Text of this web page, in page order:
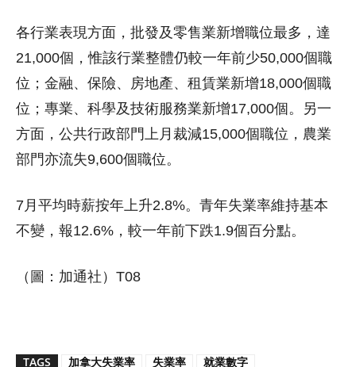
各行業表現方面，批發及零售業新增職位最多，達
21,000個，惟該行業整體仍較一年前少50,000個職
位；金融、保險、房地產、租賃業新增18,000個職
位；專業、科學及技術服務業新增17,000個。另一
方面，公共行政部門上月裁減15,000個職位，農業
部門亦流失9,600個職位。
7月平均時薪按年上升2.8%。青年失業率維持基本
不變，報12.6%，較一年前下跌1.9個百分點。
（圖：加通社）T08
TAGS 加拿大失業率 失業率 就業數字